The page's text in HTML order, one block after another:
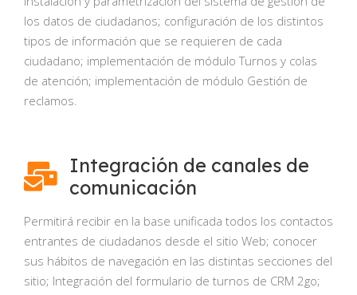
los datos de ciudadanos; configuración de los distintos
tipos de información que se requieren de cada
ciudadano; implementación de módulo Turnos y colas
de atención; implementación de módulo Gestión de
reclamos.
Integración de canales de
comunicación
Permitirá recibir en la base unificada todos los contactos
entrantes de ciudadanos desde el sitio Web; conocer
sus hábitos de navegación en las distintas secciones del
sitio; Integración del formulario de turnos de CRM 2go;